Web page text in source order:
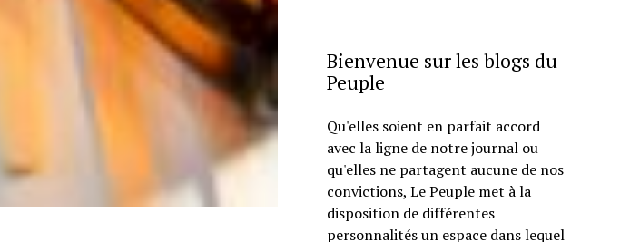
Bienvenue sur les blogs du
Peuple
Qu'elles soient en parfait accord
avec la ligne de notre journal ou
qu'elles ne partagent aucune de nos
convictions, Le Peuple met à la
disposition de différentes
personnalités un espace dans lequel